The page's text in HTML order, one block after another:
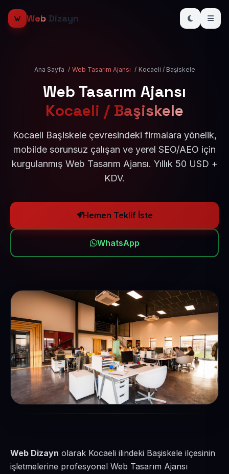
Web Dizayn
Ana Sayfa / Web Tasarım Ajansı / Kocaeli / Başiskele
Web Tasarım Ajansı
Kocaeli / Başiskele
Kocaeli Başiskele çevresindeki firmalara yönelik,
mobilde sorunsuz çalışan ve yerel SEO/AEO için
kurgulanmış Web Tasarım Ajansı. Yıllık 50 USD +
KDV.
Hemen Teklif İste
WhatsApp
Web Dizayn olarak Kocaeli ilindeki Başiskele ilçesinin
işletmelerine profesyonel Web Tasarım Ajansı